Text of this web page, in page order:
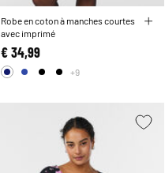
Robe en coton à manches courtes
avec imprimé
€ 34,99
+9